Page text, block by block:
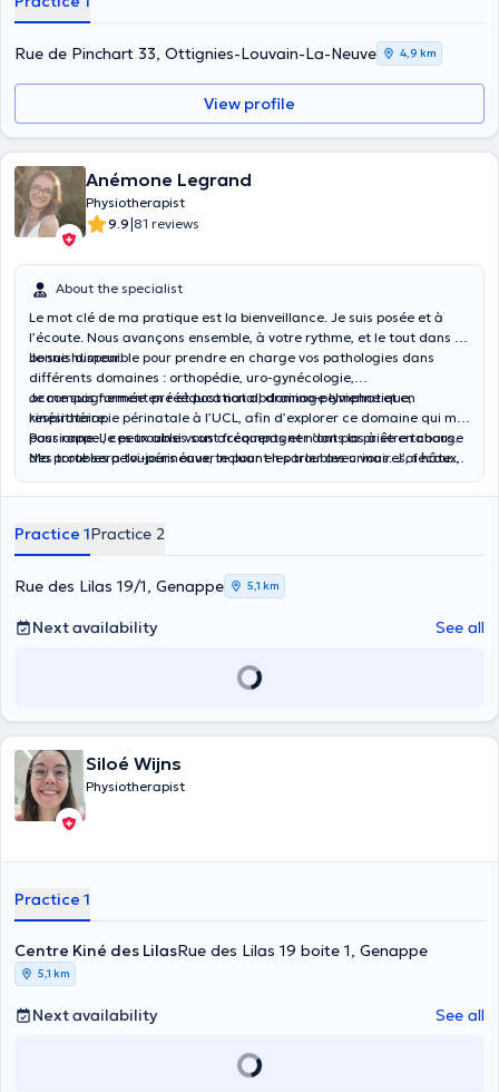
Rue de Pinchart 33, Ottignies-Louvain-La-Neuve 4,9 km
View profile
Anémone Legrand
Physiotherapist
9.9|81 reviews
About the specialist
Le mot clé de ma pratique est la bienveillance. Je suis posée et à
l’écoute. Nous avançons ensemble, à votre rythme, et le tout dans la
bonne humeur.
Je suis disponible pour prendre en charge vos pathologies dans
différents domaines : orthopédie, uro-gynécologie,
accompagnement pré et post natal, drainage lymphatique,
respiratoire.
Je me suis formée en rééducation abdomino-pelvienne et en
kinésithérapie périnatale à l’UCL, afin d’explorer ce domaine qui me
passionne. Je peux ainsi vous accompagner dans la prise en charge
des troubles pelvi-périnéaux, incluant les troubles urinaires, fécaux,
intime, chez les femmes, les hommes et les enfants.
Pour rappel, ces troubles sont fréquents et n’ont pas à être tabous.
Ma porte sera toujours ouverte pour en parler avec vous. J’ai hâte
objectifs.
Practice 1Practice 2
Rue des Lilas 19/1, Genappe 5,1 km
Next availability See all
Siloé Wijns
Physiotherapist
Practice 1
Centre Kiné des LilasRue des Lilas 19 boite 1, Genappe
5,1 km
Next availability See all